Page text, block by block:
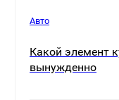
Авто
Какой элемент
вынужденно